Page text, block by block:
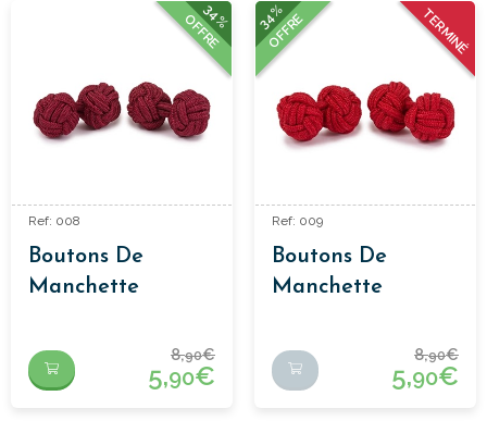
34%
OFFRE
Ref: 008
Boutons De
Manchette
Bordeaux
8,90€
5,90€
TERMINÉ
34%
OFFRE
Ref: 009
Boutons De
Manchette
Rouge
8,90€
5,90€